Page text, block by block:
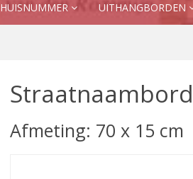
HUISNUMMER UITHANGBORDEN
Afmeting: 70 x 15 cm